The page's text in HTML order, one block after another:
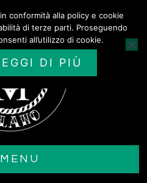
MENU
conformità alla policy e cookie
di terze parti. Proseguendo
all’utilizzo di cookie.
DI PIÙ